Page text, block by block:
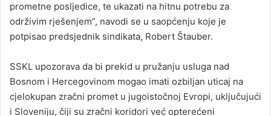
prometne posljedice, te ukazati na hitnu potrebu za
održivim rješenjem”, navodi se u saopćenju koje je
potpisao predsjednik sindikata, Robert Štauber.
SSKL upozorava da bi prekid u pružanju usluga nad
Bosnom i Hercegovinom mogao imati ozbiljan uticaj na
cjelokupan zračni promet u jugoistočnoj Evropi, uključujući
i Sloveniju, čiji su zračni koridori već opterećeni